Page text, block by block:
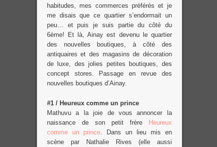
habitudes, mes commerces préférés et je
me disais que ce quartier s’endormait un
peu… et puis je suis partie du côté du
6ème! Et là, Ainay est devenu le quartier
des nouvelles boutiques, à côté des
antiquaires et des magasins de décoration
de luxe, des jolies petites boutiques, des
concept stores. Passage en revue des
nouvelles boutiques d’Ainay.
#1 / Heureux comme un prince
Mathuvu a la joie de vous annoncer la
naissance de son petit frère
Heureux
comme un prince. Dans un lieu mis en
scène par Nathalie Rives (elle aussi